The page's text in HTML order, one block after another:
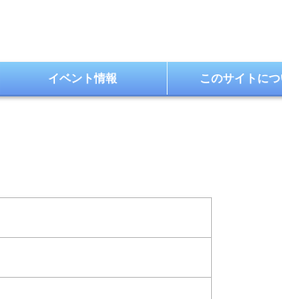
イベント情報 このサイトに